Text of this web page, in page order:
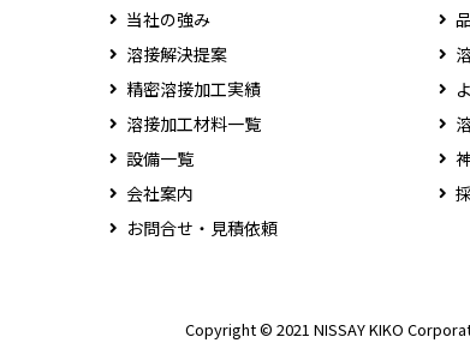
当社の強み
溶接解決提案
精密溶接加工実績
溶接加工材料一覧
設備一覧
会社案内
お問合せ・見積依頼
Copyright © 2021 NISSAY KIKO